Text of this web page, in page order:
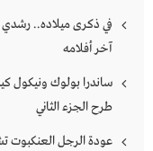
في ذكرى ميلاده.. رشدي
آخر أفلامه
طرح الجزء الثاني
عودة الرجل العنكبوت